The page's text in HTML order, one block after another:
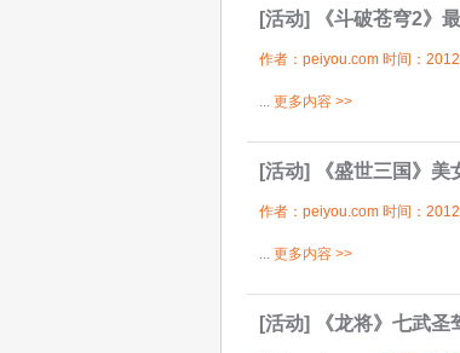
[活动] 《斗破苍穹2》
作者：peiyou.com 时间：
... 更多内容 >>
[活动] 《盛世三国》
作者：peiyou.com 时间：
... 更多内容 >>
[活动] 《龙将》七武